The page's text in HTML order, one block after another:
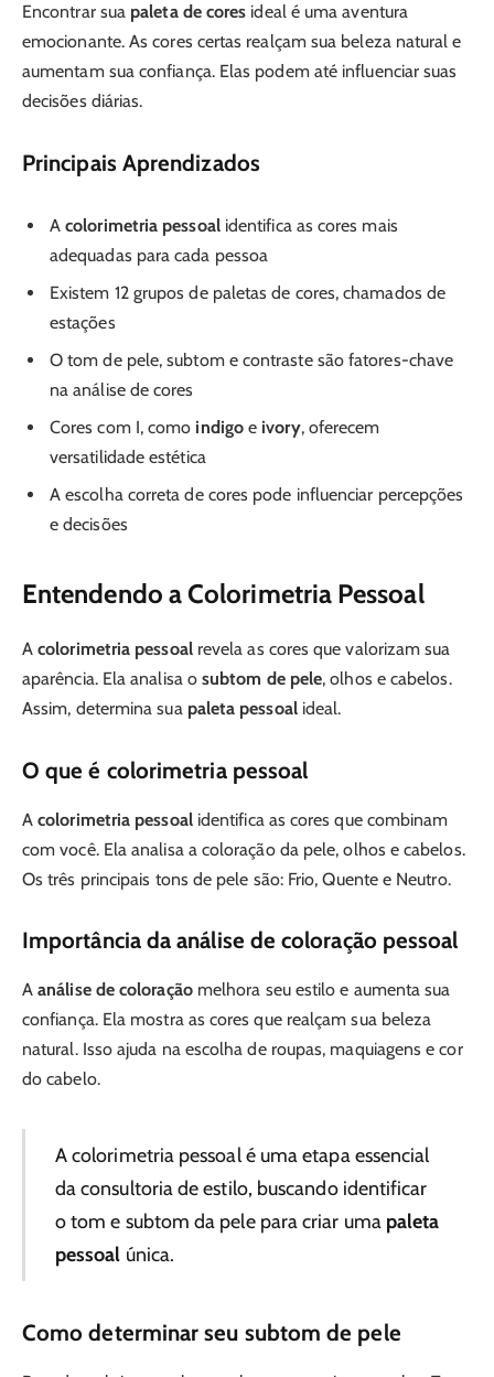
Encontrar sua paleta de cores ideal é uma aventura
emocionante. As cores certas realçam sua beleza natural e
aumentam sua confiança. Elas podem até influenciar suas
decisões diárias.
Principais Aprendizados
Acolorimetria pessoalidentifica as cores mais
adequadas para cada pessoa
Existem 12 grupos de paletas de cores, chamados de
estações
O tom de pele, subtom e contraste são fatores-chave
na análise de cores
Cores com I, como indigoe ivory, oferecem
versatilidade estética
A escolha correta de cores pode influenciar percepções
e decisões
Entendendo a Colorimetria Pessoal
Acolorimetria pessoalrevela as cores que valorizam sua
aparência. Ela analisa osubtom de pele, olhos e cabelos.
Assim, determina sua paleta pessoalideal.
O que é colorimetria pessoal
Acolorimetria pessoalidentifica as cores que combinam
com você. Ela analisa a coloração da pele, olhos e cabelos.
Os três principais tons de pele são: Frio, Quente e Neutro.
Importância da análise de coloração pessoal
Aanálise de coloraçãomelhora seu estilo e aumenta sua
confiança. Ela mostra as cores que realçam sua beleza
natural. Isso ajuda na escolha de roupas, maquiagens e cor
do cabelo.
A colorimetria pessoal é uma etapa essencial
da consultoria de estilo, buscando identificar
o tom e subtom da pele para criar uma paleta
pessoal única.
Como determinar seu subtom de pele